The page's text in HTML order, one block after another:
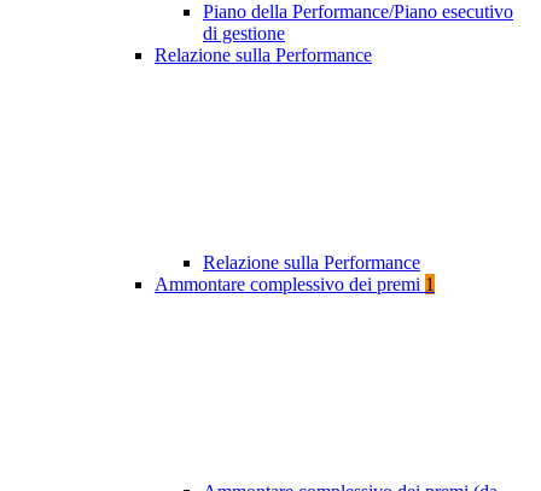
Piano della Performance/Piano esecutivo
di gestione
Relazione sulla Performance
Relazione sulla Performance
Ammontare complessivo dei premi 1